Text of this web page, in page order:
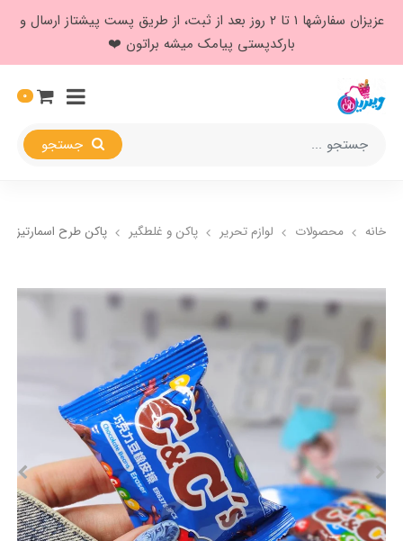
عزیزان سفارشها ۱ تا ۲ روز بعد از ثبت، از طریق پست پیشتاز ارسال و
بارکدپستی پیامک میشه براتون ❤️
0
خانه محصولات لوازم تحریر پاکن و غلطگیر پاکن طرح اسمارتیز